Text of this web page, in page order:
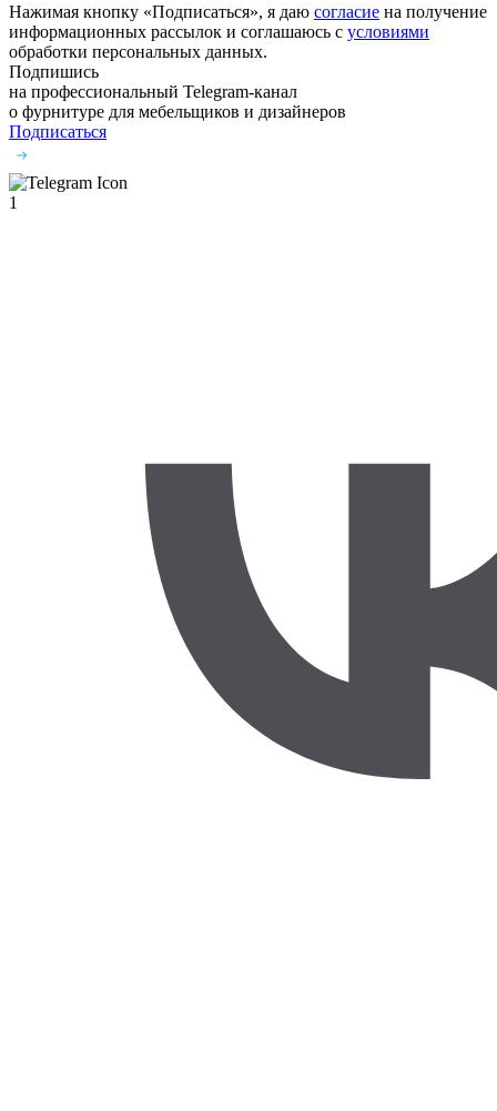
Нажимая кнопку «Подписаться», я даю согласие на получение
информационных рассылок и соглашаюсь с условиями
обработки персональных данных.
Подпишись
на профессиональный Telegram-канал
о фурнитуре для мебельщиков и дизайнеров
Подписаться
1